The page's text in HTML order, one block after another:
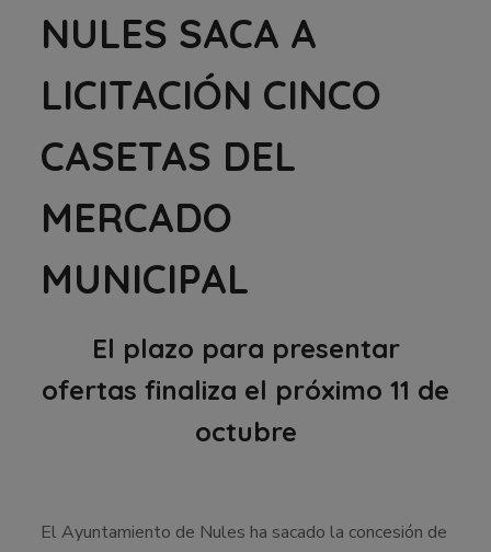
NULES SACA A
LICITACIÓN CINCO
CASETAS DEL
MERCADO
MUNICIPAL
El plazo para presentar
ofertas finaliza el próximo 11 de
octubre
El Ayuntamiento de Nules ha sacado la concesión de